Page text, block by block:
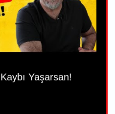
Yaşarsan!